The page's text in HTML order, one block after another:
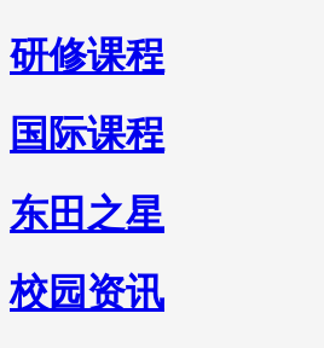
研修课程
国际课程
东田之星
校园资讯